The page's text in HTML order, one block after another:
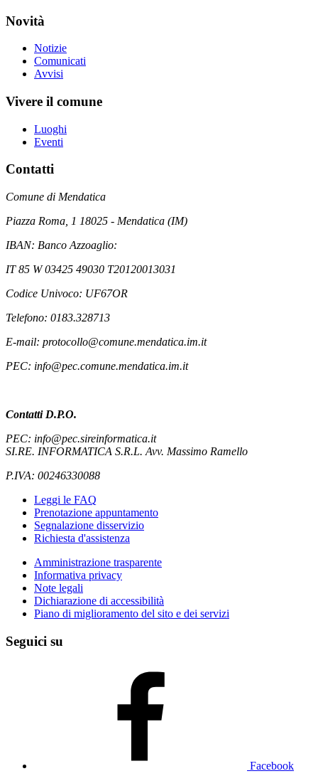
Novità
Notizie
Comunicati
Avvisi
Vivere il comune
Luoghi
Eventi
Contatti
Comune di Mendatica
Piazza Roma, 1 18025 - Mendatica (IM)
IBAN: Banco Azzoaglio:
IT 85 W 03425 49030 T20120013031
Codice Univoco: UF67OR
Telefono: 0183.328713
E-mail: protocollo@comune.mendatica.im.it
PEC: info@pec.comune.mendatica.im.it
Contatti D.P.O.
PEC: info@pec.sireinformatica.it
SI.RE. INFORMATICA S.R.L. Avv. Massimo Ramello
P.IVA: 00246330088
Leggi le FAQ
Prenotazione appuntamento
Segnalazione disservizio
Richiesta d'assistenza
Amministrazione trasparente
Informativa privacy
Note legali
Dichiarazione di accessibilità
Piano di miglioramento del sito e dei servizi
Seguici su
Facebook